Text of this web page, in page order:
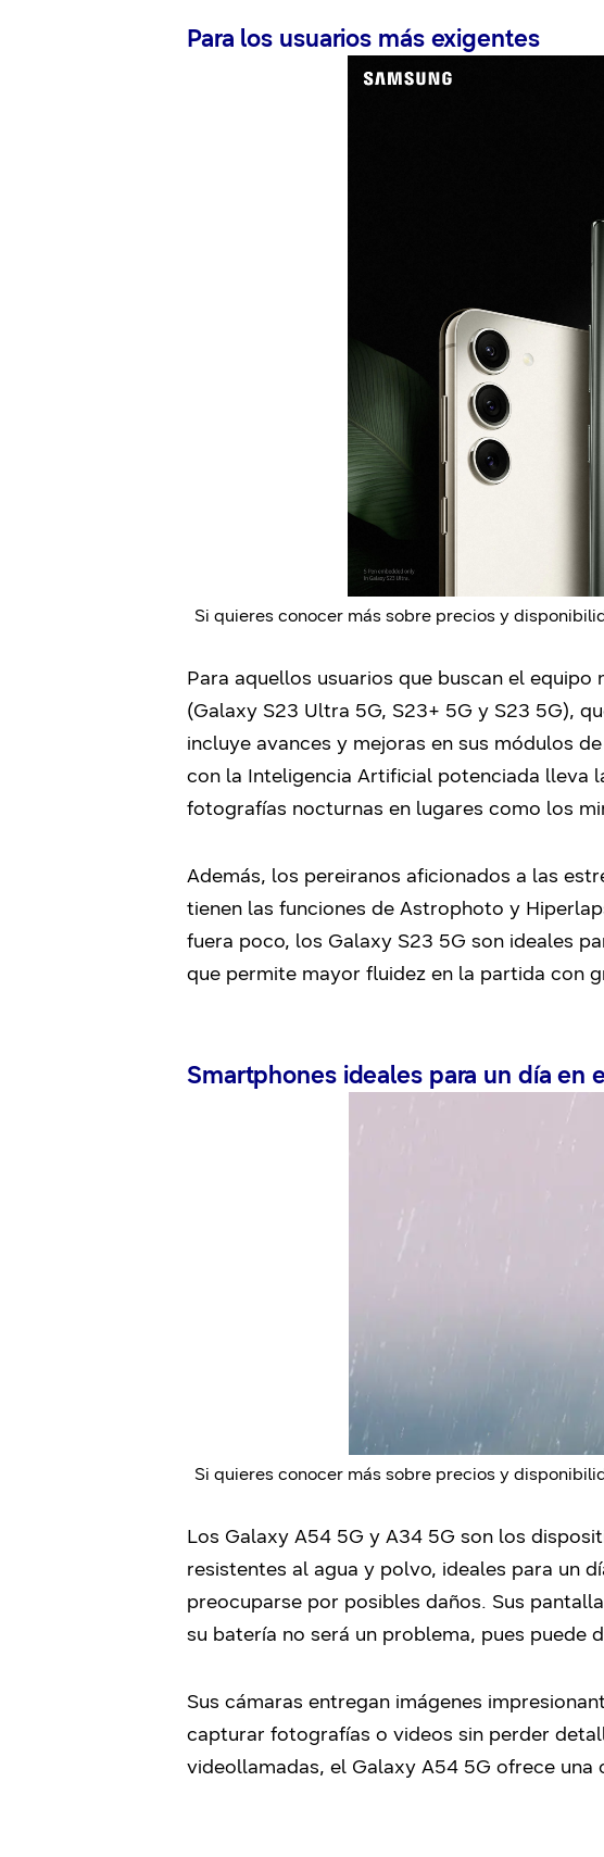
Para los usuarios más exigentes
Si quieres conocer más sobre precios y
Para aquellos usuarios que buscan el
(Galaxy S23 Ultra 5G, S23+ 5G y S23 5G),
incluye avances y mejoras en sus módulos
con la Inteligencia Artificial potenciada lleva
fotografías nocturnas en lugares como los
Además, los pereiranos aficionados a las
tienen las funciones de Astrophoto y
fuera poco, los Galaxy S23 5G son ideales
que permite mayor fluidez en la partida con
Smartphones ideales para un día en
Si quieres conocer más sobre precios y
Los Galaxy A54 5G y A34 5G son los
resistentes al agua y polvo, ideales para un
preocuparse por posibles daños. Sus
su batería no será un problema, pues puede
Sus cámaras entregan imágenes
capturar fotografías o videos sin perder
videollamadas, el Galaxy A54 5G ofrece una